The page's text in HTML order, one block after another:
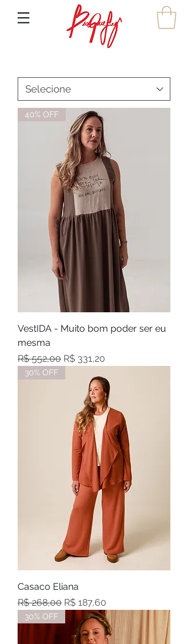
40% OFF
VestIDA - Muito bom poder ser eu
mesma
Preço normal
R$ 552,00 Preço promocional
R$ 331,20
30% OFF
Casaco Eliana
Preço normal
R$ 268,00 Preço promocional
R$ 187,60
30% OFF